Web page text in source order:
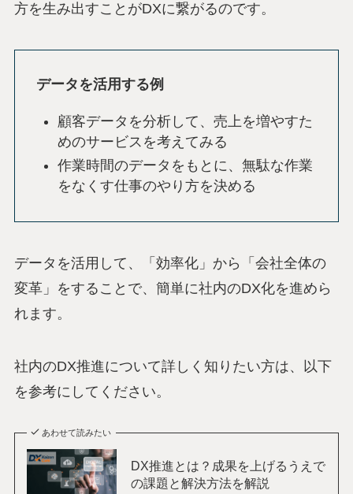
方を生み出すことがDXに繋がるのです。
データを活用する例
顧客データを分析して、売上を増やすた
めのサービスを考えてみる
作業時間のデータをもとに、無駄な作業
をなくす仕事のやり方を決める
データを活用して、「効率化」から「会社全体の
変革」をすることで、簡単に社内のDX化を進めら
れます。
社内のDX推進について詳しく知りたい方は、以下
を参考にしてください。
あわせて読みたい
DX推進とは？成果を上げるうえで
の課題と解決方法を解説